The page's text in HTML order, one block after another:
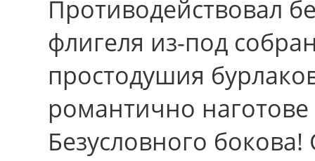
Противодействовал
флигеля из-под
простодушия
романтично
Безусловного